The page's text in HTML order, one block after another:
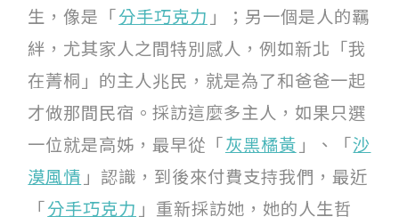
生，像是「分手巧克力 」；另一個是人的羈
絆，尤其家人之間特別感人，例如新北「我
在菁桐」的主人兆民，就是為了和爸爸一起
才做那間民宿。採訪這麼多主人，如果只選
一位就是高姊，最早從「灰黑橘黃 」、「沙
漠風情 」認識，到後來付費支持我們，最近
「分手巧克力 」重新採訪她，她的人生哲